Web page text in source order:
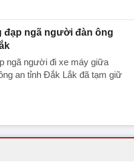
ngã người đàn ông
ngã người đi xe máy giữa
an tỉnh Đắk Lắk đã tạm giữ